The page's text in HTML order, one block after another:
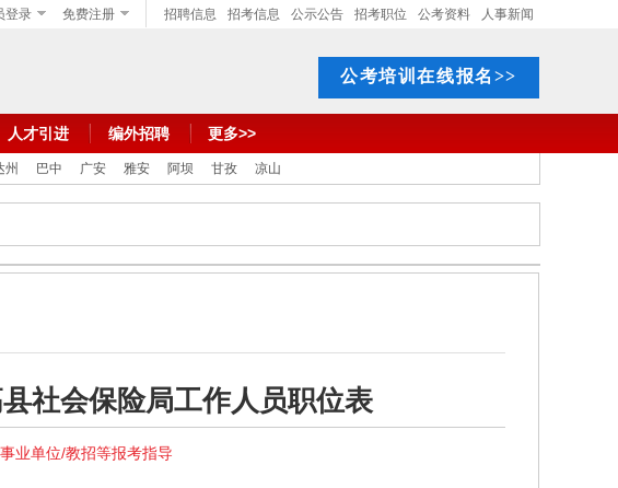
登录 免费注册 招聘信息 招考信息 公示公告 招考职位 公考资料 人事新闻
公考培训在线报名>>
人才引进 编外招聘 更多>>
州 巴中 广安 雅安 阿坝 甘孜 凉山
社会保险局工作人员职位表
业单位/教招等报考指导